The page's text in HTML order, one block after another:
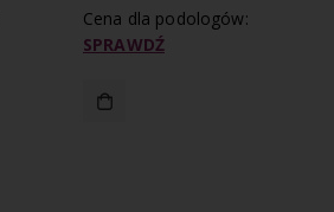
Cena dla podologów:
SPRAWDŹ